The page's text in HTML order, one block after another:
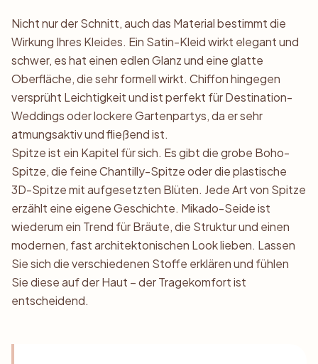
Nicht nur der Schnitt, auch das Material bestimmt die
Wirkung Ihres Kleides. Ein Satin-Kleid wirkt elegant und
schwer, es hat einen edlen Glanz und eine glatte
Oberfläche, die sehr formell wirkt. Chiffon hingegen
versprüht Leichtigkeit und ist perfekt für Destination-
Weddings oder lockere Gartenpartys, da er sehr
atmungsaktiv und fließend ist.
Spitze ist ein Kapitel für sich. Es gibt die grobe Boho-
Spitze, die feine Chantilly-Spitze oder die plastische
3D-Spitze mit aufgesetzten Blüten. Jede Art von Spitze
erzählt eine eigene Geschichte. Mikado-Seide ist
wiederum ein Trend für Bräute, die Struktur und einen
modernen, fast architektonischen Look lieben. Lassen
Sie sich die verschiedenen Stoffe erklären und fühlen
Sie diese auf der Haut – der Tragekomfort ist
entscheidend.